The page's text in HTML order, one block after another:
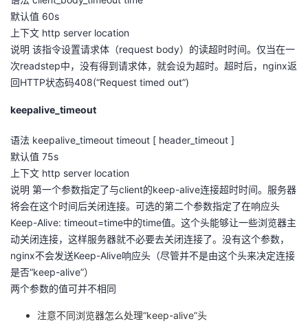
默认值 60s
上下文 http server location
说明 该指令设置请求体（request body）的读超时时间。仅当在一
次readstep中，没有得到请求体，就会设为超时。超时后，nginx返
回HTTP状态码408(“Request timed out”)
keepalive_timeout
语法 keepalive_timeout timeout [ header_timeout ]
默认值 75s
上下文 http server location
说明 第一个参数指定了与client的keep-alive连接超时时间。服务器
将会在这个时间后关闭连接。可选的第二个参数指定了在响应头
Keep-Alive: timeout=time中的time值。这个头能够让一些浏览器主
动关闭连接，这样服务器就不必要去关闭连接了。没有这个参数，
nginx不会发送Keep-Alive响应头（尽管并不是由这个头来决定连接
是否“keep-alive”）
两个参数的值可并不相同
注意不同浏览器怎么处理“keep-alive”头